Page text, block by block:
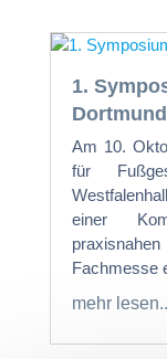
1.
Dortmund
Am 10.
für
einer
Fachmesse
mehr